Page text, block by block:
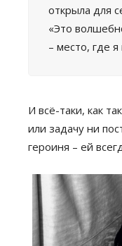
открыла для
«Это
– место, где я
И всё-таки, как
или задачу ни
героиня – ей